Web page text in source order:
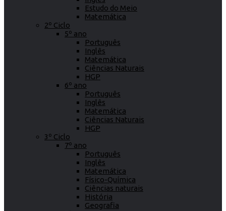
Estudo do Meio
Matemática
2º Ciclo
5º ano
Português
Inglês
Matemática
Ciências Naturais
HGP
6º ano
Português
Inglês
Matemática
Ciências Naturais
HGP
3º Ciclo
7º ano
Português
Inglês
Matemática
Físico-Química
Ciências naturais
História
Geografia